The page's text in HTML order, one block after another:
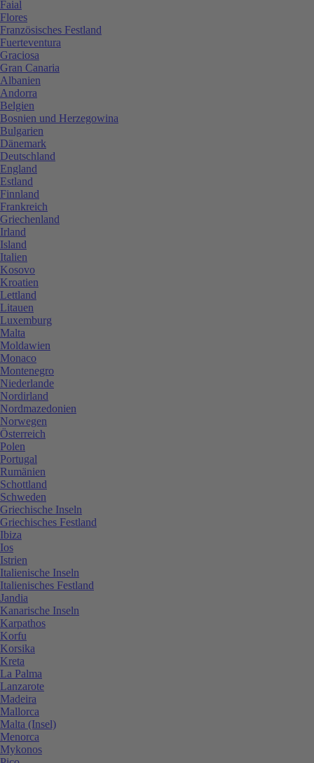
Faial
Flores
Französisches Festland
Fuerteventura
Graciosa
Gran Canaria
Albanien
Andorra
Belgien
Bosnien und Herzegowina
Bulgarien
Dänemark
Deutschland
England
Estland
Finnland
Frankreich
Griechenland
Irland
Island
Italien
Kosovo
Kroatien
Lettland
Litauen
Luxemburg
Malta
Moldawien
Monaco
Montenegro
Niederlande
Nordirland
Nordmazedonien
Norwegen
Österreich
Polen
Portugal
Rumänien
Schottland
Schweden
Griechische Inseln
Griechisches Festland
Ibiza
Ios
Istrien
Italienische Inseln
Italienisches Festland
Jandia
Kanarische Inseln
Karpathos
Korfu
Korsika
Kreta
La Palma
Lanzarote
Madeira
Mallorca
Malta (Insel)
Menorca
Mykonos